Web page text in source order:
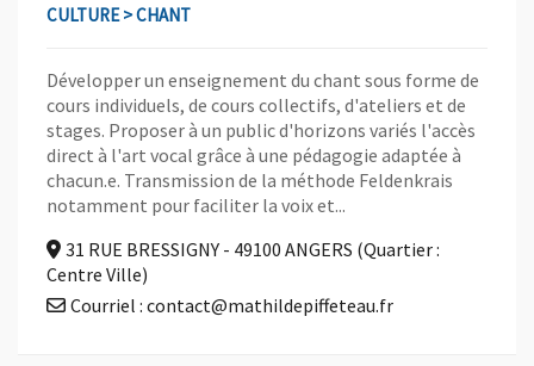
CULTURE > CHANT
Développer un enseignement du chant sous forme de
cours individuels, de cours collectifs, d'ateliers et de
stages. Proposer à un public d'horizons variés l'accès
direct à l'art vocal grâce à une pédagogie adaptée à
chacun.e. Transmission de la méthode Feldenkrais
notamment pour faciliter la voix et...
31 RUE BRESSIGNY - 49100 ANGERS (Quartier :
Centre Ville)
Courriel : contact@mathildepiffeteau.fr